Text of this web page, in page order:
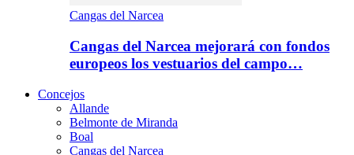
Cangas del Narcea
Cangas del Narcea mejorará con fondos
europeos los vestuarios del campo…
Concejos
Allande
Belmonte de Miranda
Boal
Cangas del Narcea